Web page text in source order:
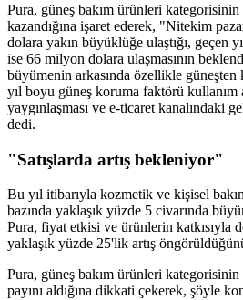
Pura, güneş bakım ürünleri
kazandığına işaret ederek, "Nitekim
dolara yakın büyüklüğe ulaştığı, geçen
ise 66 milyon dolara ulaşmasının
büyümenin arkasında özellikle
yıl boyu güneş koruma faktörü kullanım
yaygınlaşması ve e-ticaret kanalındaki
dedi.
"Satışlarda artış bekleniyor"
Bu yıl itibarıyla kozmetik ve kişisel
bazında yaklaşık yüzde 5 civarında
Pura, fiyat etkisi ve ürünlerin katkısıyla
yaklaşık yüzde 25'lik artış
Pura, güneş bakım ürünleri
payını aldığına dikkati çekerek, şöyle